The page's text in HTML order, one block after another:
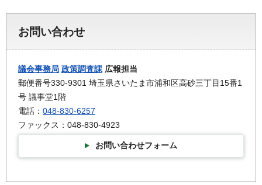
お問い合わせ
議会事務局 政策調査課 広報担当
郵便番号330-9301 埼玉県さいたま市浦和区高砂三丁目15番1
号 議事堂1階
電話： 048-830-6257
ファックス：048-830-4923
お問い合わせフォーム